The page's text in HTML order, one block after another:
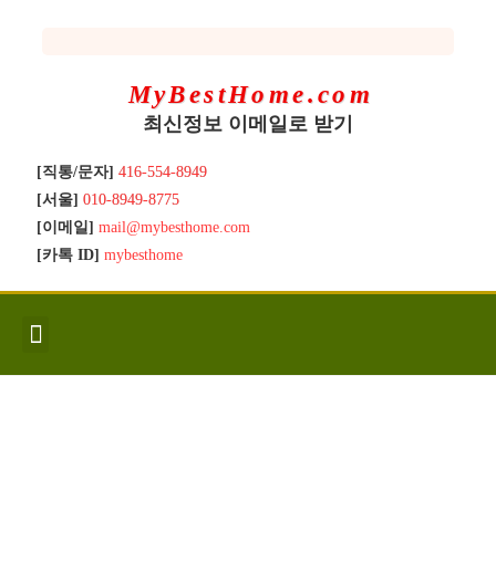
MyBestHome.com
최신정보 이메일로 받기
[직통/문자] 416-554-8949
[서울] 010-8949-8775
[이메일] mail@mybesthome.com
[카톡 ID] mybesthome